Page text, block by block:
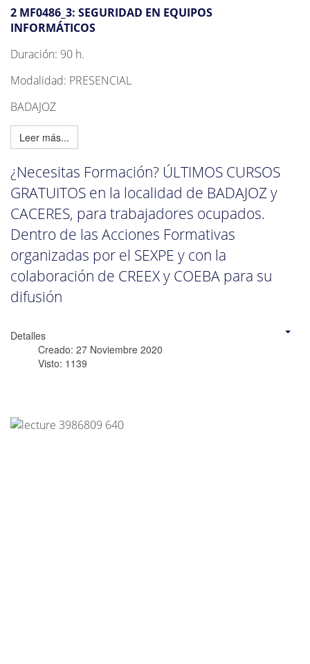
2 MF0486_3: SEGURIDAD EN EQUIPOS
INFORMÁTICOS
Duración: 90 h.
Modalidad: PRESENCIAL
BADAJOZ
Leer más...
¿Necesitas Formación? ÚLTIMOS CURSOS
GRATUITOS en la localidad de BADAJOZ y
CACERES, para trabajadores ocupados.
Dentro de las Acciones Formativas
organizadas por el SEXPE y con la
colaboración de CREEX y COEBA para su
difusión
Detalles
Creado: 27 Noviembre 2020
Visto: 1139